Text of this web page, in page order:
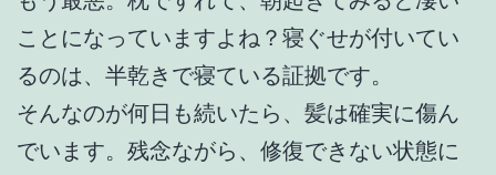
ことになっていますよね？寝ぐせが付いてい
るのは、半乾きで寝ている証拠です。
そんなのが何日も続いたら、髪は確実に傷ん
でいます。残念ながら、修復できない状態に